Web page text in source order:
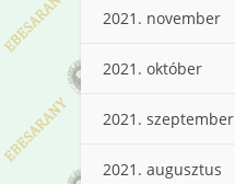
2021. november
2021. október
2021. szeptember
2021. augusztus